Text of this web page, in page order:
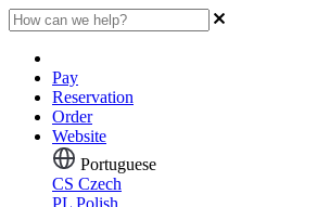
Pay
Reservation
Order
Website
Portuguese
CS Czech
PL Polish